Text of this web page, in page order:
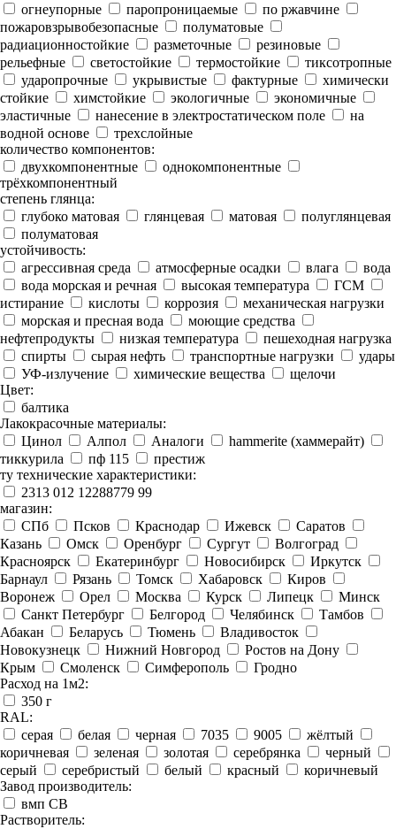
огнеупорные
паропроницаемые
по ржавчине
пожаровзрывобезопасные
полуматовые
радиационностойкие
разметочные
резиновые
рельефные
светостойкие термостойкие
тиксотропные
ударопрочные
укрывистые фактурные
химически
стойкие
химстойкие экологичные
экономичные
эластичные
нанесение в электростатическом поле
на
водной основе
трехслойные
количество компонентов:
двухкомпонентные
однокомпонентные
трёхкомпонентный
степень глянца:
глубоко матовая
глянцевая матовая
полуглянцевая
полуматовая
устойчивость:
агрессивная среда
атмосферные осадки влага
вода
вода морская и речная
высокая температура
ГСМ
истирание
кислоты коррозия
механическая нагрузки
морская и пресная вода
моющие средства
нефтепродукты
низкая температура
пешеходная нагрузка
спирты
сырая нефть транспортные нагрузки
удары
УФ-излучение
химические вещества
щелочи
Цвет:
балтика
Лакокрасочные материалы:
Цинол
Алпол Аналоги
hammerite (хаммерайт)
тиккурила
пф 115
престиж
ту технические характеристики:
2313 012 12288779 99
магазин:
СПб
Псков Краснодар Ижевск
Саратов
Казань
Омск Оренбург Сургут
Волгоград
Красноярск
Екатеринбург Новосибирск
Иркутск
Барнаул
Рязань Томск Хабаровск
Киров
Воронеж
Орел Москва Курск Липецк
Минск
Санкт Петербург
Белгород Челябинск
Тамбов
Абакан
Беларусь Тюмень
Владивосток
Новокузнецк
Нижний Новгород
Ростов на Дону
Крым
Смоленск Симферополь
Гродно
Расход на 1м2:
350 г
RAL:
серая
белая черная 7035 9005
жёлтый
коричневая
зеленая золотая серебрянка
черный
серый
серебристый белый красный
коричневый
Завод производитель:
вмп СВ
Растворитель: